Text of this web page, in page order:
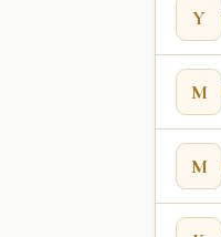
Y
M
M